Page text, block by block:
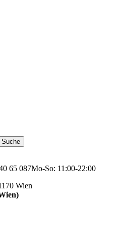
65 087Mo-So: 11:00-22:00
Wien